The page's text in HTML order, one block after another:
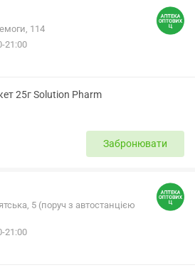
114
21:00
25г Solution Pharm
Забронювати
5 (поруч з автостанцією
21:00